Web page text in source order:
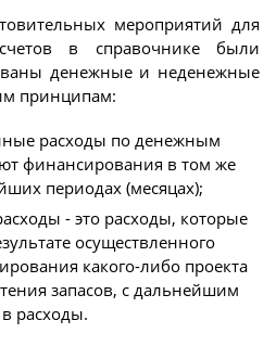
мероприятий для
в справочнике были
денежные и неденежные
принципам:
расходы по денежным
финансирования в том же
периодах (месяцах);
- это расходы, которые
осуществленного
какого-либо проекта
запасов, с дальнейшим
расходы.